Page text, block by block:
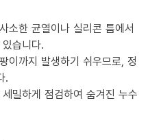
소한 균열이나 실리콘 틈에서
습니다.
이까지 발생하기 쉬우므로, 정
.
밀하게 점검하여 숨겨진 누수